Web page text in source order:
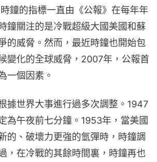
鐘的指標一直由《公報》在每年年
鐘關注的是冷戰超級大國美國和蘇
的威脅。然而，最近時鐘也開始包
變化的全球威脅，2007年，公報首
一個因素。
據世界大事進行過多次調整。1947
為午夜前七分鐘。1953年，當美國
的、破壞力更強的氫彈時，時鐘調
，在冷戰的其餘時間裏，時鐘再也